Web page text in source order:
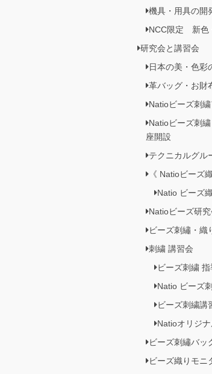
機具・用具の開
NCC限定 新色
研究会と講習会
日本の美・色彩
革バッグ・お
Natioビーズ刺
Natioビーズ刺
座開設
テクニカルグル
《 Natioビーズ
Natio ビーズ
Natioビーズ研究
ビーズ刺繡・織
刺繍 講習会
ビーズ刺繍
Natio ビーズ
ビーズ刺繍講
Natioオリジ
ビーズ刺繡バッ
ビーズ織りモニ